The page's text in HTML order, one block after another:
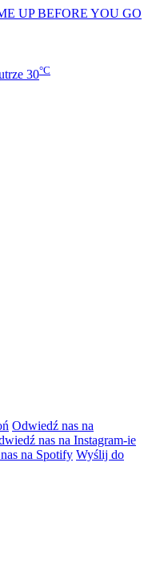
UP BEFORE YOU GO
30°C
Odwiedź nas na
nas na Instagram-ie
na Spotify Wyślij do